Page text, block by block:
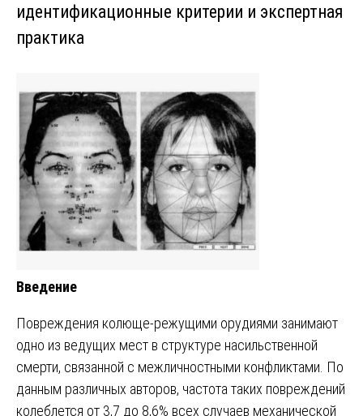
идентификационные критерии и экспертная
практика
Введение
Повреждения колюще-режущими орудиями занимают
одно из ведущих мест в структуре насильственной
смерти, связанной с межличностными конфликтами. По
данным различных авторов, частота таких повреждений
колеблется от 3,7 до 8,6% всех случаев механической